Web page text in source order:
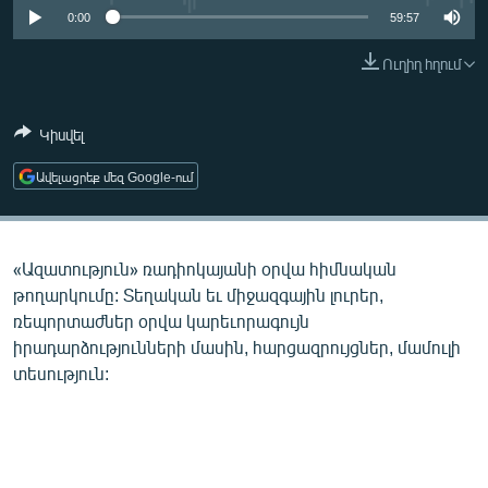
ՄԻՋԱԶԳԱՅԻՆ
ՄԵԿՆԱԲԱՆՈՒԹՅՈՒՆ
ՏՏ ԵՒ ԻՆՏԵՐՆԵՏ
ԿՈՐՈՆԱՎԻՐՈՒՍ
ՏԵՍԱՆՅՈՒԹԵՐ
ԲԱՆԱՎԵՃ
ՁԳՏԵԼՈՎ ԼԱՎԱԳՈՒՅՆԻՆ
0:00 59:57
Ուղիղ հղում
Կիսվել
Ավելացրեք մեզ Google-ում
«Ազատություն» ռադիոկայանի օրվա հիմնական
թողարկումը: Տեղական եւ միջազգային լուրեր,
ռեպորտաժներ օրվա կարեւորագույն
իրադարձությունների մասին, հարցազրույցներ, մամուլի
տեսություն: